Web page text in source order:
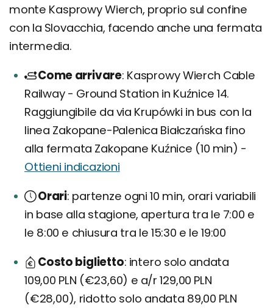
monte Kasprowy Wierch, proprio sul confine
con la Slovacchia, facendo anche una fermata
intermedia.
Come arrivare Kasprowy Wierch Cable
Railway - Ground Station in Kuźnice 14.
Raggiungibile da via Krupówki in bus con la
linea Zakopane-Palenica Białczańska fino
alla fermata Zakopane Kuźnice (10 min) -
Ottieni indicazioni
Orari partenze ogni 10 min, orari variabili
in base alla stagione, apertura tra le 7:00 e
le 8:00 e chiusura tra le 15:30 e le 19:00
Costo biglietto intero solo andata
109,00 PLN (€23,60) e a/r 129,00 PLN
(€28,00), ridotto solo andata 89,00 PLN